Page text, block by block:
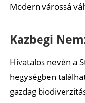
Modern várossá
Kazbegi
Hivatalos nevén a
hegységben
gazdag